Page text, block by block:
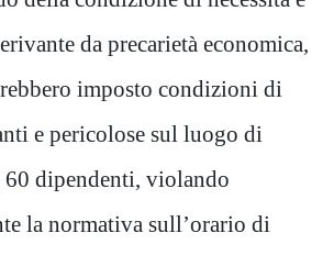
da precarietà economica,
imposto condizioni di
e pericolose sul luogo di
dipendenti, violando
la normativa sull’orario di